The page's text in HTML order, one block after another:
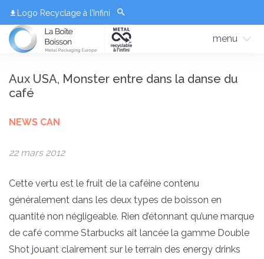
Logo Recyclage à l’Infini
menu
Aux USA, Monster entre dans la danse du
café
NEWS CAN
22 mars 2012
Cette vertu est le fruit de la caféine contenu
généralement dans les deux types de boisson en
quantité non négligeable. Rien d’étonnant qu’une marque
de café comme Starbucks ait lancée la gamme Double
Shot jouant clairement sur le terrain des energy drinks